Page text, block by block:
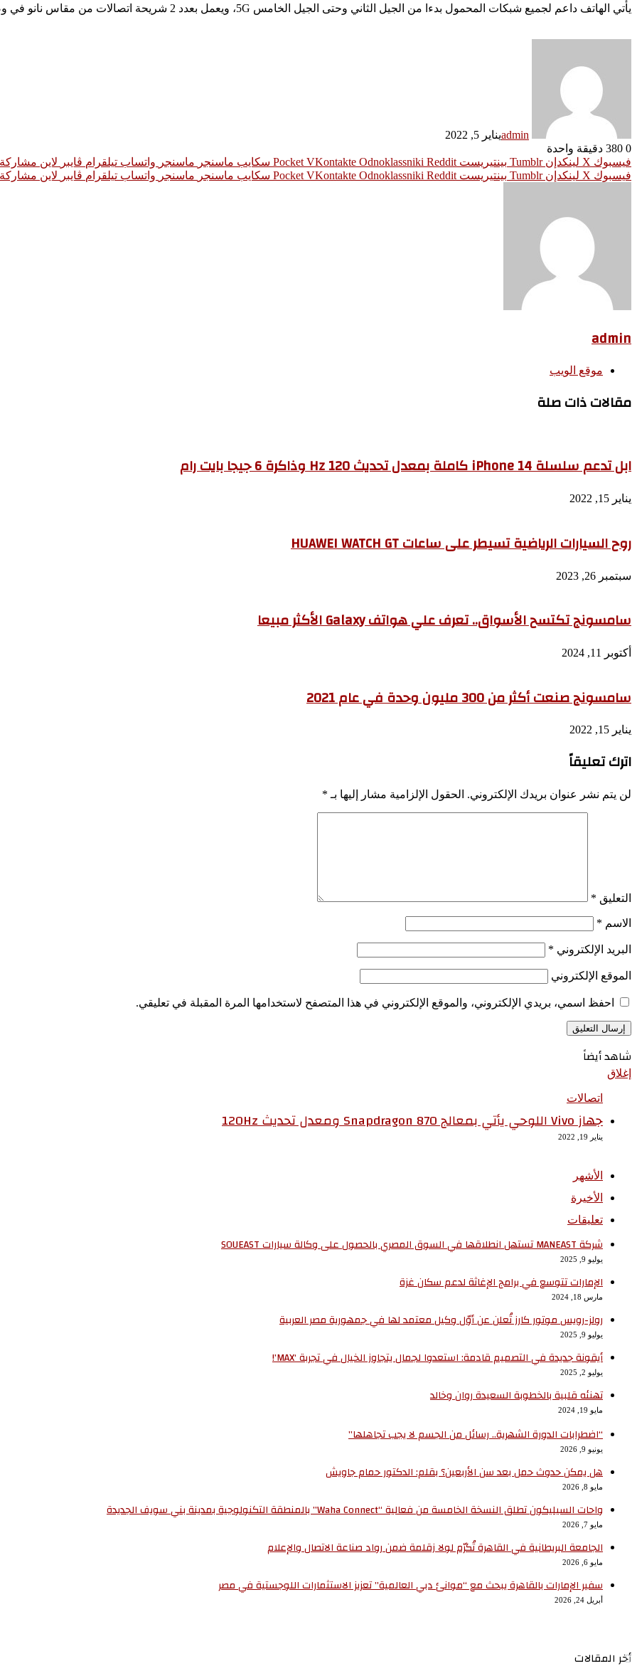
يأتي الهاتف داعم لجميع شبكات المحمول بدءا من الجيل الثاني وحتى الجيل الخامس 5G، ويعمل بعدد 2 شريحة اتصالات من مقاس نانو في وضع الاستعداد.
adminيناير 5, 2022
0
دقيقة واحدة
فيسبوك ‫X لينكدإن بينتيريست Odnoklassniki
‫Pocket سكايب ماسنجر ماسنجر واتساب تيلقرام ڤايبر لاين مشاركة
فيسبوك ‫X لينكدإن بينتيريست Odnoklassniki
‫Pocket سكايب ماسنجر ماسنجر واتساب تيلقرام ڤايبر لاين مشاركة
admin
موقع الويب
مقالات ذات صلة
ابل تدعم سلسلة iPhone 14 كاملة بمعدل تحديث 120 Hz وذاكرة 6 جيجا بايت رام
يناير 15, 2022
روح السيارات الرياضية تسيطر على ساعات HUAWEI WATCH GT
سبتمبر 26, 2023
سامسونج تكتسح الأسواق.. تعرف علي هواتف Galaxy الأكثر مبيعا
أكتوبر 11, 2024
سامسونج صنعت أكثر من 300 مليون وحدة في عام 2021
يناير 15, 2022
اترك تعليقاً
لن يتم نشر عنوان بريدك الإلكتروني. الحقول الإلزامية مشار إليها بـ *
التعليق *
الاسم *
البريد الإلكتروني *
الموقع الإلكتروني
احفظ اسمي، بريدي الإلكتروني، والموقع الإلكتروني في هذا المتصفح لاستخدامها المرة المقبلة في تعليقي.
شاهد أيضاً
إغلاق
اتصالات
جهاز Vivo اللوحي يأتي بمعالج Snapdragon 870 ومعدل تحديث 120Hz
يناير 19, 2022
الأشهر
الأخيرة
تعليقات
شركة MANEAST تستهل انطلاقها في السوق المصري بالحصول على وكالة سيارات SOUEAST
يوليو 9, 2025
الإمارات تتوسع في برامج الإغاثة لدعم سكان غزة
مارس 18, 2024
رولز-رويس موتور كارز تُعلن عن أوّل وكيل معتمد لها في جمهورية مصر العربية
يوليو 9, 2025
أيقونة جديدة في التصميم قادمة: استعدوا لجمال يتجاوز الخيال في تجربة ‘MAX’!
يوليو 2, 2025
تهنئه قلبية بالخطوبة السعيدة روان وخالد
مايو 19, 2024
“اضطرابات الدورة الشهرية.. رسائل من الجسم لا يجب تجاهلها”
يونيو 9, 2026
هل يمكن حدوث حمل بعد سن الأربعين؟ بقلم: الدكتور حمام جاويش
مايو 8, 2026
واحات السيليكون تطلق النسخة الخامسة من فعالية “Waha Connect” بالمنطقة التكنولوجية بمدينة بني سويف الجديدة
مايو 7, 2026
الجامعة البريطانية في القاهرة تُكرّم لولا زقلمة ضمن رواد صناعة الاتصال والإعلام
مايو 6, 2026
سفير الإمارات بالقاهرة يبحث مع “موانئ دبي العالمية” تعزيز الاستثمارات اللوجستية في مصر
أبريل 24, 2026
أخر المقالات